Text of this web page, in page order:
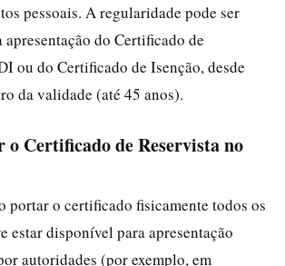
pessoais. A regularidade pode ser
do Certificado de
ou do Certificado de Isenção, desde
da validade (até 45 anos).
o Certificado de Reservista no
portar o certificado fisicamente todos os
estar disponível para apresentação
autoridades (por exemplo, em